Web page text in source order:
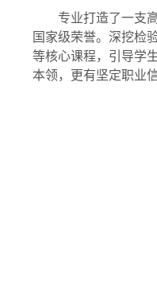
专业打造了一支
国家级荣誉。深挖检
等核心课程，引导学
本领，更有坚定职业